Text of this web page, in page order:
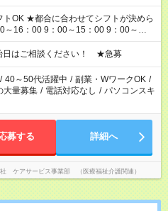
トが決めら
～16：00 9：00～15：00 9：00～
のお仕事と
ご案内できません ※法令に基づき、
禁止）により、短時間・短期間の就
あります
日はご相談ください！ ★急募
/ 40～50代活躍中 / 副業・WワークOK /
大量募集 / 電話対応なし / パソコンスキ
募する 詳細へ
ケアサービス事業部 （医療福祉介護関連）